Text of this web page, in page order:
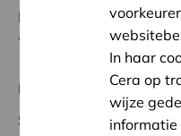
Programma:
Bouwen
wijken, met zorgzame
Regionaal Project
Startdatum:
04/05/
In haar
Cera op
wijze
informatie